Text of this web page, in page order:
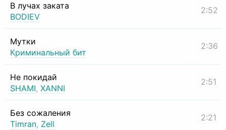
В лучах заката
BODIEV
2:52
Мутки
Криминальный бит
2:36
Не покидай
SHAMI, XANNI
2:51
Без сожаления
Timran, Zell
2:21